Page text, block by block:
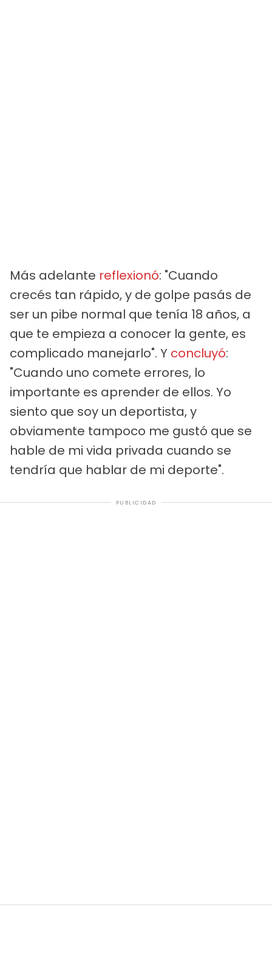
Más adelante reflexionó: "Cuando
crecés tan rápido, y de golpe pasás de
ser un pibe normal que tenía 18 años, a
que te empieza a conocer la gente, es
complicado manejarlo". Y concluyó:
"Cuando uno comete errores, lo
importante es aprender de ellos. Yo
siento que soy un deportista, y
obviamente tampoco me gustó que se
hable de mi vida privada cuando se
tendría que hablar de mi deporte".
PUBLICIDAD